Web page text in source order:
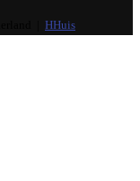
HHuis